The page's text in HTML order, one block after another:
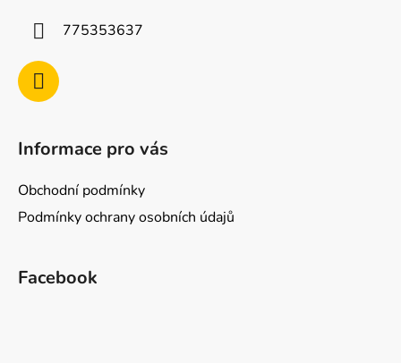
775353637
Informace pro vás
Obchodní podmínky
Podmínky ochrany osobních údajů
Facebook